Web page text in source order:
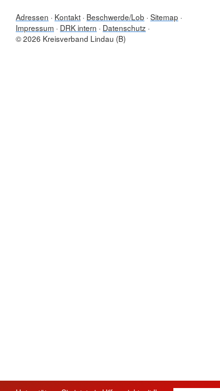
Adressen Kontakt Beschwerde/Lob Sitemap
Impressum
DRK intern
Datenschutz
© 2026 Kreisverband Lindau (B)